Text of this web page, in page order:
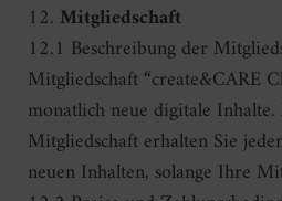
12.Mitgliedschaft
12.1 Beschreibung der
Mitgliedschaft “create&CARE
monatlich neue digitale
Mitgliedschaft erhalten Sie
neuen Inhalten, solange Ihre